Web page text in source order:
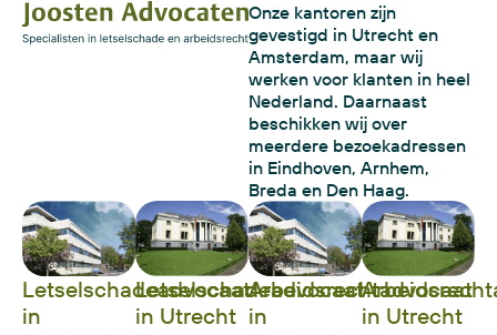
Onze kantoren zijn
gevestigd in Utrecht en
Amsterdam, maar wij
werken voor klanten in heel
Nederland. Daarnaast
beschikken wij over
meerdere bezoekadressen
in Eindhoven, Arnhem,
Breda en Den Haag.
Letselschadeadvocaat
in
Letselschadeadvocaat
in Utrecht
Arbeidsrechtadvocaat
in
in Utrecht